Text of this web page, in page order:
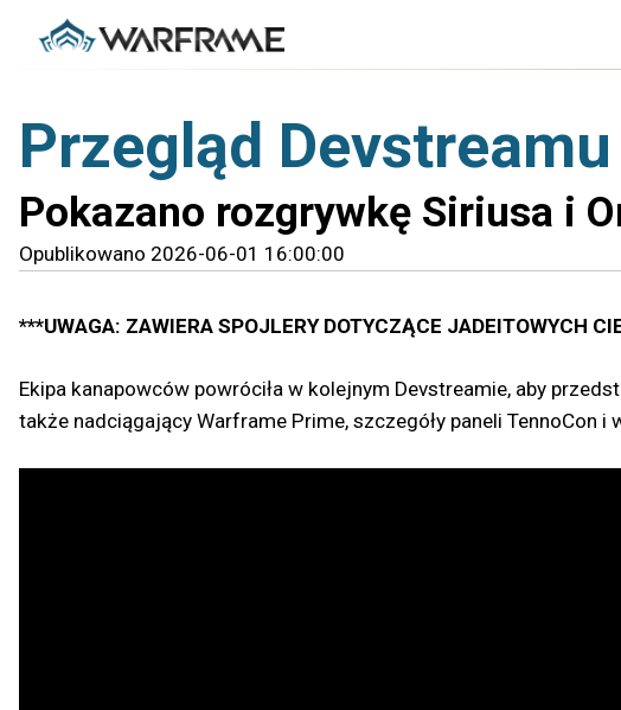
Przegląd
Pokazano rozgrywkę Siriusa i
Opublikowano 2026-06-01 16:00:00
***UWAGA: ZAWIERA SPOJLERY DOTYCZĄCE JADEITOWYCH
Ekipa kanapowców powróciła w kolejnym Devstreamie, aby
także nadciągający Warframe Prime, szczegóły paneli TennoCon i